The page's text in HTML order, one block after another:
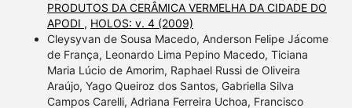
PRODUTOS DA CERÂMICA VERMELHA DA CIDADE DO
APODI , HOLOS: v. 4 (2009)
Cleysyvan de Sousa Macedo, Anderson Felipe Jácome
de França, Leonardo Lima Pepino Macedo, Ticiana
Maria Lúcio de Amorim, Raphael Russi de Oliveira
Araújo, Yago Queiroz dos Santos, Gabriella Silva
Campos Carelli, Adriana Ferreira Uchoa, Francisco